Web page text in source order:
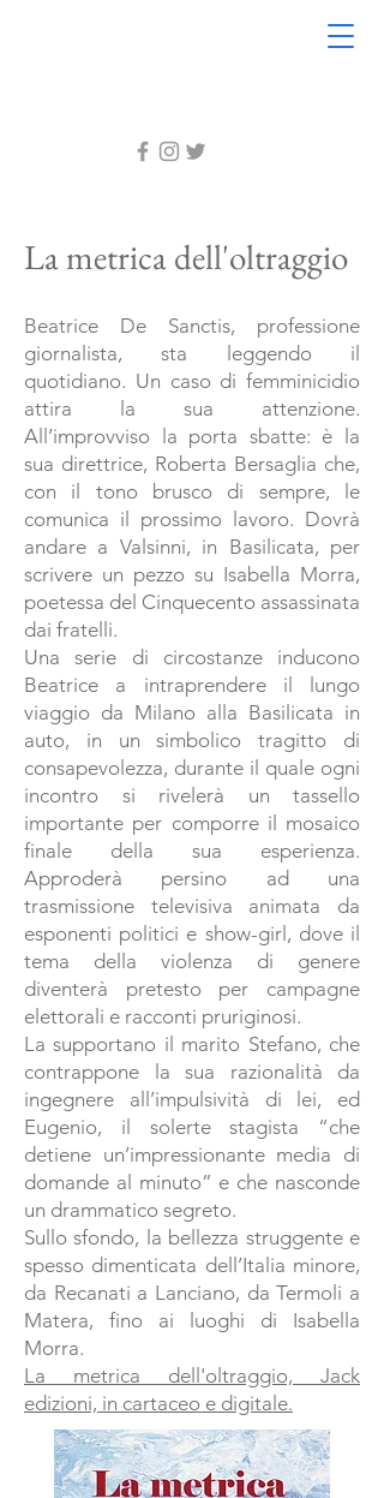
La metrica dell'oltraggio
Beatrice De Sanctis, professione
giornalista, sta leggendo il
quotidiano. Un caso di femminicidio
attira la sua attenzione.
All’improvviso la porta sbatte: è la
sua direttrice, Roberta Bersaglia che,
con il tono brusco di sempre, le
comunica il prossimo lavoro. Dovrà
andare a Valsinni, in Basilicata, per
scrivere un pezzo su Isabella Morra,
poetessa del Cinquecento assassinata
dai fratelli.
Una serie di circostanze inducono
Beatrice a intraprendere il lungo
viaggio da Milano alla Basilicata in
auto, in un simbolico tragitto di
consapevolezza, durante il quale ogni
incontro si rivelerà un tassello
importante per comporre il mosaico
finale della sua esperienza.
Approderà persino ad una
trasmissione televisiva animata da
esponenti politici e show-girl, dove il
tema della violenza di genere
diventerà pretesto per campagne
elettorali e racconti pruriginosi.
La supportano il marito Stefano, che
contrappone la sua razionalità da
ingegnere all’impulsività di lei, ed
Eugenio, il solerte stagista “che
detiene un’impressionante media di
domande al minuto” e che nasconde
un drammatico segreto.
Sullo sfondo, la bellezza struggente e
spesso dimenticata dell’Italia minore,
da Recanati a Lanciano, da Termoli a
Matera, fino ai luoghi di Isabella
Morra.
La metrica dell'oltraggio, Jack
edizioni, in cartaceo e digitale.